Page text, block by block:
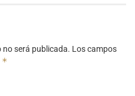
no será publicada. Los campos
*